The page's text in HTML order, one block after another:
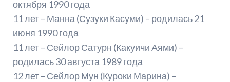
октября 1990 года
11 лет – Манна (Сузуки Касуми) – родилась 21
июня 1990 года
11 лет – Сейлор Сатурн (Какуичи Аями) –
родилась 30 августа 1989 года
12 лет – Сейлор Мун (Куроки Марина) –